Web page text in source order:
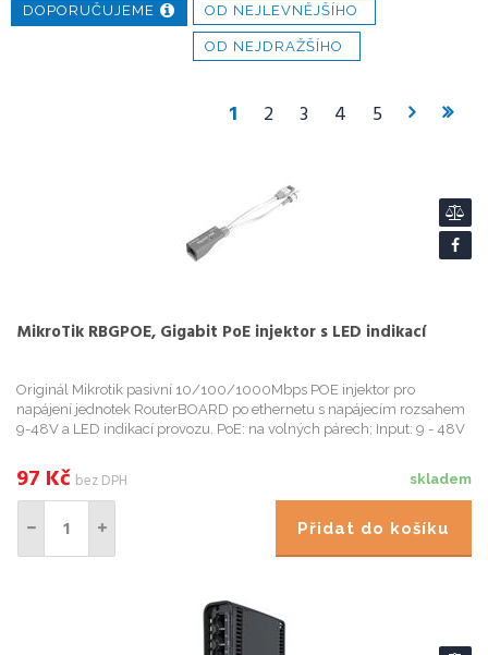
DOPORUČUJEME OD NEJLEVNĚJŠÍHO
OD NEJDRAŽŠÍHO
1 2 3 4 5
MikroTik RBGPOE, Gigabit PoE injektor s LED indikací
Originál Mikrotik pasivní 10/100/1000Mbps POE injektor pro
napájení jednotek RouterBOARD po ethernetu s napájecím rozsahem
9-48V a LED indikací provozu. PoE: na volných párech; Input: 9 - 48V
skladem
97 Kč bez DPH
Přidat do košíku